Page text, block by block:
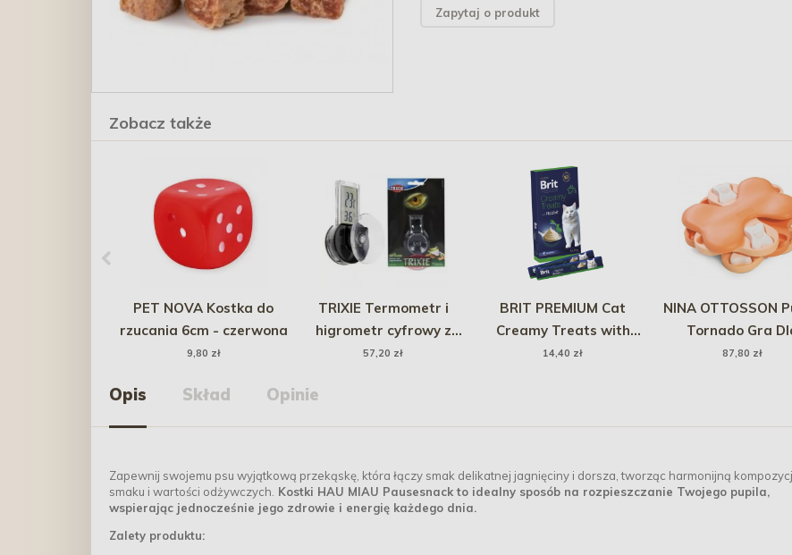
Zapytaj o produkt
Zobacz także
PET NOVA Kostka do
rzucania 6cm - czerwona
9,80 zł
TRIXIE Termometr i
higrometr cyfrowy z
przyssawką
57,20 zł
BRIT PREMIUM Cat
Creamy Treats with
Rabbit 6x15g
14,40 zł
NINA OTTOSSON
Tornado Gra
Szczeniąt -
87,80 zł
Opis Skład Opinie
Zapewnij swojemu psu wyjątkową przekąskę, która łączy smak delikatnej jagnięciny i dorsza, tworząc harmonijną
smaku i wartości odżywczych. Kostki HAU MIAU Pausesnack to idealny sposób na rozpieszczanie Twojego pupila,
wspierając jednocześnie jego zdrowie i energię każdego dnia.
Zalety produktu: